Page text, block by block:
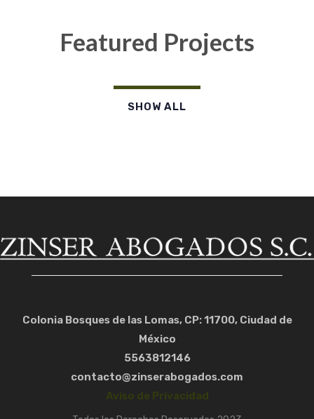
Featured Projects
SHOW ALL
Colonia Bosques de las Lomas, CP: 11700, Ciudad de
México
5563812146
contacto@zinserabogados.com
Aviso de Privacidad